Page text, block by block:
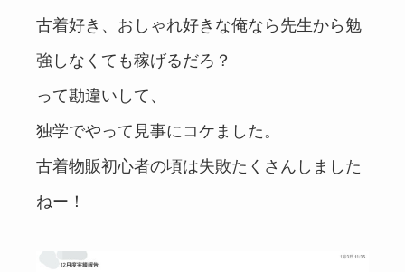
古着好き、おしゃれ好きな俺なら先生から勉
強しなくても稼げるだろ？
って勘違いして、
独学でやって見事にコケました。
古着物販初心者の頃は失敗たくさんしました
ねー！